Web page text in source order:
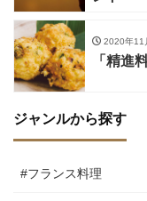
2020年11
「精進
ジャンルから探す
#フランス料理